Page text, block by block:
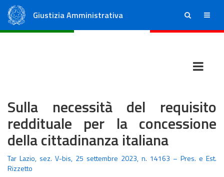
Giustizia Amministrativa ricerca menu
Sulla necessità del requisito
reddituale per la concessione
della cittadinanza italiana
Tar Lazio, sez. V-bis, 25 settembre 2023, n. 14163 – Pres. e Est.
Rizzetto